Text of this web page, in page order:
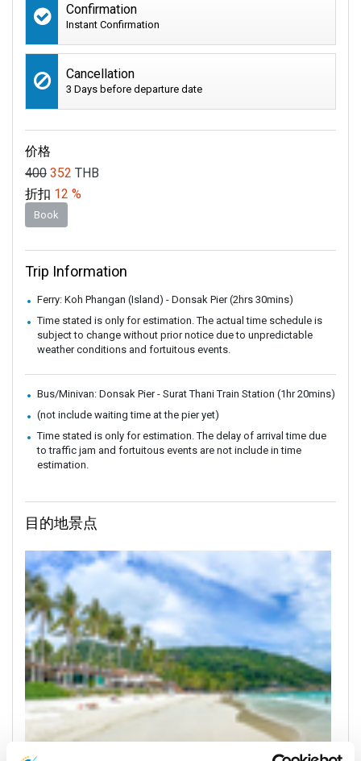
Confirmation
Instant Confirmation
Cancellation
3 Days before departure date
价格
400 352 THB
折扣 12 %
Book
Trip Information
Ferry: Koh Phangan (Island) - Donsak Pier (2hrs 30mins)
Time stated is only for estimation. The actual time schedule is
subject to change without prior notice due to unpredictable
weather conditions and fortuitous events.
Bus/Minivan: Donsak Pier - Surat Thani Train Station (1hr 20mins)
(not include waiting time at the pier yet)
Time stated is only for estimation. The delay of arrival time due
to traffic jam and fortuitous events are not include in time
estimation.
目的地景点